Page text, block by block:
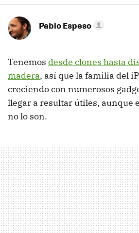
Pablo Espeso
Tenemos desde clones hasta
madera, así que la familia del
creciendo con numerosos
llegar a resultar útiles, aunque
no lo son.